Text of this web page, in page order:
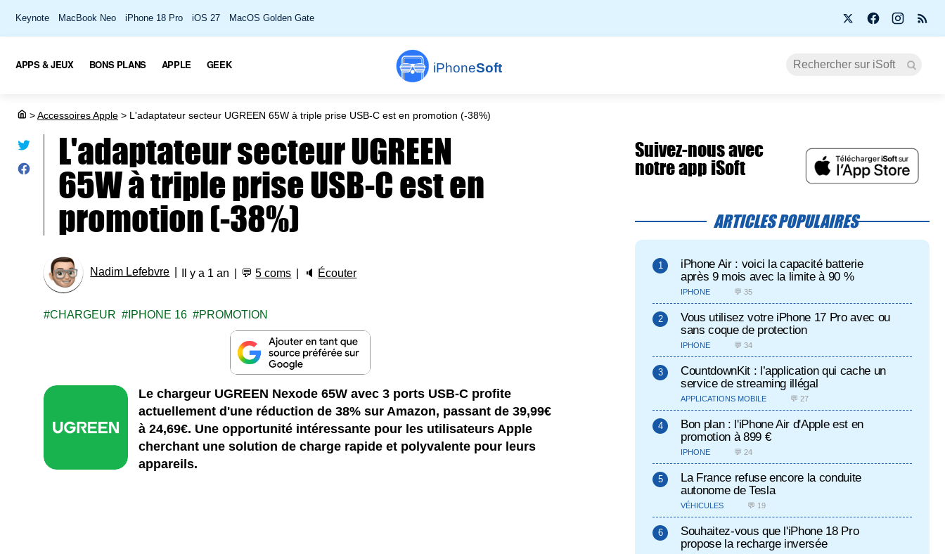
Keynote MacBook Neo iPhone 18 Pro iOS 27 MacOS Golden Gate
iPhoneSoft
APPS & JEUX BONS PLANS APPLE GEEK
>Accessoires Apple > L'adaptateur secteur UGREEN 65W à triple prise USB-C est en promotion (-38%)
L'adaptateur secteur UGREEN
65W à triple prise USB-C est en
promotion (-38%)
Nadim Lefebvre Il y a 1 an 💬5 coms 🔈 Écouter
CHARGEUR IPHONE 16 PROMOTION
Le chargeur UGREEN Nexode 65W avec 3 ports USB-C profite
actuellement d'une réduction de 38% sur Amazon, passant de 39,99€
à 24,69€. Une opportunité intéressante pour les utilisateurs Apple
cherchant une solution de charge rapide et polyvalente pour leurs
appareils.
Suivez-nous avec
notre app iSoft
ARTICLES POPULAIRES
iPhone Air : voici la capacité batterie
après 9 mois avec la limite à 90 %
IPHONE 💬 35
Vous utilisez votre iPhone 17 Pro avec ou
sans coque de protection
IPHONE 💬 34
CountdownKit : l’application qui cache un
service de streaming illégal
APPLICATIONS MOBILE 💬 27
Bon plan : l'iPhone Air d'Apple est en
promotion à 899 €
IPHONE 💬 24
La France refuse encore la conduite
autonome de Tesla
VÉHICULES 💬 19
Souhaitez-vous que l'iPhone 18 Pro
propose la recharge inversée